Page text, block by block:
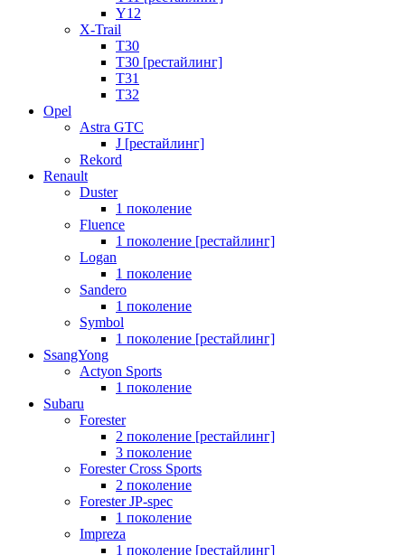
Y12
X-Trail
T30
T30 [рестайлинг]
T31
T32
Opel
Astra GTC
J [рестайлинг]
Rekord
Renault
Duster
1 поколение
Fluence
1 поколение [рестайлинг]
Logan
1 поколение
Sandero
1 поколение
Symbol
1 поколение [рестайлинг]
SsangYong
Actyon Sports
1 поколение
Subaru
Forester
2 поколение [рестайлинг]
3 поколение
Forester Cross Sports
2 поколение
Forester JP-spec
1 поколение
Impreza
1 поколение [рестайлинг]